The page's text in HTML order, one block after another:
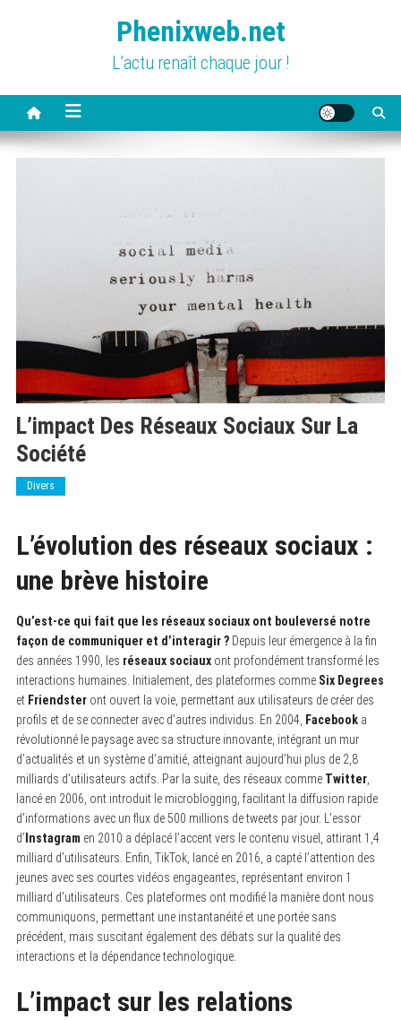
Phenixweb.net
L’actu renaît chaque jour !
L’impact Des Réseaux Sociaux Sur La
Société
Divers
L’évolution des réseaux sociaux :
une brève histoire
Qu’est-ce qui fait que les réseaux sociaux ont bouleversé notre
façon de communiquer et d’interagir ?Depuis leur émergence à la fin
des années 1990, les réseaux sociauxont profondément transformé les
interactions humaines. Initialement, des plateformes comme Six Degrees
et Friendsteront ouvert la voie, permettant aux utilisateurs de créer des
profils et de se connecter avec d’autres individus. En 2004, Facebooka
révolutionné le paysage avec sa structure innovante, intégrant un mur
d’actualités et un système d’amitié, atteignant aujourd’hui plus de 2,8
milliards d’utilisateurs actifs. Par la suite, des réseaux comme Twitter,
lancé en 2006, ont introduit le microblogging, facilitant la diffusion rapide
d’informations avec un flux de 500 millions de tweets par jour. L’essor
d’ Instagram en 2010 a déplacé l’accent vers le contenu visuel, attirant 1,4
milliard d’utilisateurs. Enfin, TikTok, lancé en 2016, a capté l’attention des
jeunes avec ses courtes vidéos engageantes, représentant environ 1
milliard d’utilisateurs. Ces plateformes ont modifié la manière dont nous
communiquons, permettant une instantanéité et une portée sans
précédent, mais suscitant également des débats sur la qualité des
interactions et la dépendance technologique.
L’impact sur les relations